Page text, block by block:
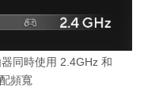
同時使用 2.4GHz 和
頻寬